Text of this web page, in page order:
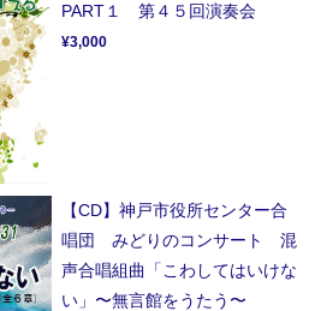
PART１ 第４５回演奏会
¥3,000
【CD】神戸市役所センター合
唱団 みどりのコンサート 混
声合唱組曲「こわしてはいけな
い」〜無言館をうたう〜